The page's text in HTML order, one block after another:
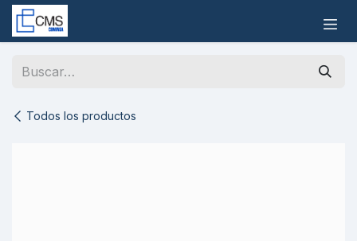
Ir al contenido
Todos los productos